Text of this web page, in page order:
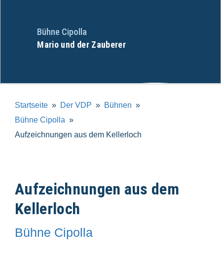
Bühne Cipolla
Mario und der Zauberer
Startseite Der VDP
Bühnen
Bühne Cipolla
Aufzeichnungen aus dem Kellerloch
Aufzeichnungen aus dem
Kellerloch
Bühne Cipolla